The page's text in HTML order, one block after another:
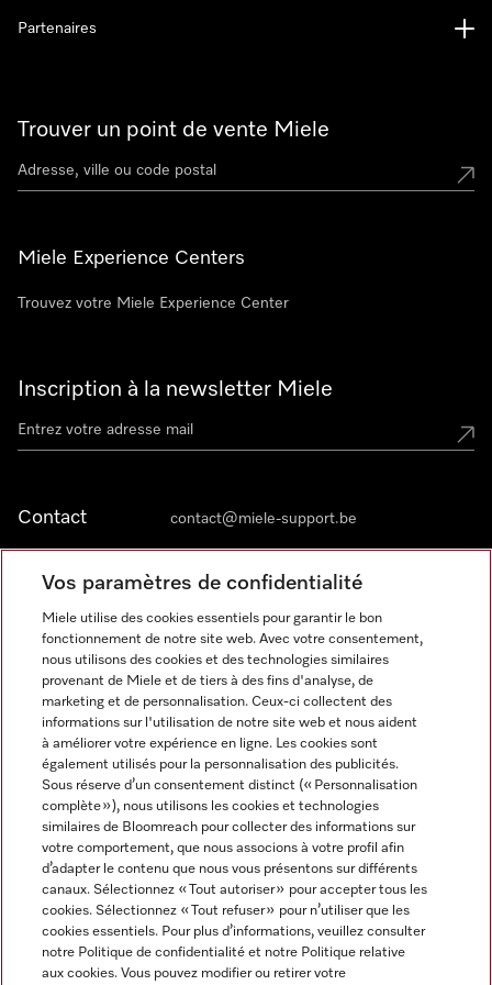
Trouver un point de vente Miele
Miele Experience Centers
Trouvez votre Miele Experience Center
Inscription à la newsletter Miele
Contact contact@miele-support.be
Langue
FRANÇAIS
Partenaires
Informations légales
CGV
Protection des données
Miele sur Facebook
Miele sur Youtube
Miele sur Instagram
Miele sur Pinterest
Vos paramètres de confidentialité
Miele utilise des cookies essentiels pour garantir le bon
fonctionnement de notre site web. Avec votre consentement,
nous utilisons des cookies et des technologies similaires
provenant de Miele et de tiers à des fins d'analyse, de
marketing et de personnalisation. Ceux-ci collectent des
informations sur l'utilisation de notre site web et nous aident
à améliorer votre expérience en ligne. Les cookies sont
également utilisés pour la personnalisation des publicités.
Sous réserve d’un consentement distinct (« Personnalisation
complète »), nous utilisons les cookies et technologies
similaires de Bloomreach pour collecter des informations sur
votre comportement, que nous associons à votre profil afin
d’adapter le contenu que nous vous présentons sur différents
canaux. Sélectionnez « Tout autoriser » pour accepter tous les
cookies. Sélectionnez « Tout refuser » pour n’utiliser que les
cookies essentiels. Pour plus d’informations, veuillez consulter
notre Politique de confidentialité et notre Politique relative
aux cookies. Vous pouvez modifier ou retirer votre